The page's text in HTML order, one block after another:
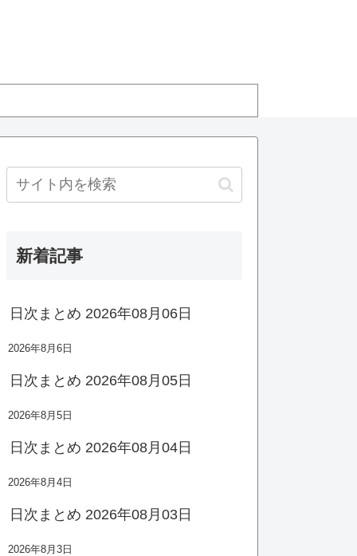
新着記事
日次まとめ 2026年08月06日
2026年8月6日
日次まとめ 2026年08月05日
2026年8月5日
日次まとめ 2026年08月04日
2026年8月4日
日次まとめ 2026年08月03日
2026年8月3日